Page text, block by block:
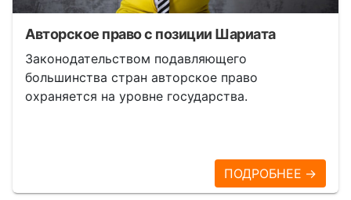
Авторское право с позиции Шариата
Законодательством подавляющего
большинства стран авторское право
охраняется на уровне государства.
ПОДРОБНЕЕ →